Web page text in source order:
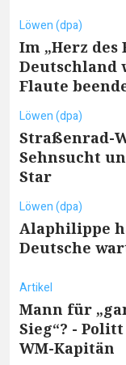
Löwen (dpa)
Im „Herz des
Deutschland
Flaute
Löwen (dpa)
Straßenrad-
Sehnsucht
Star
Löwen (dpa)
Alaphilippe
Deutsche
Artikel
Mann für
Sieg“? -
WM-Kapitän